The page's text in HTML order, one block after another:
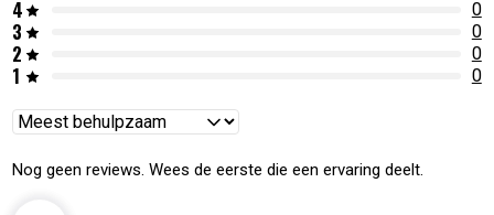
4
0
3 0
2 0
1 0
Reviews
Nog geen reviews. Wees de eerste die een ervaring deelt.